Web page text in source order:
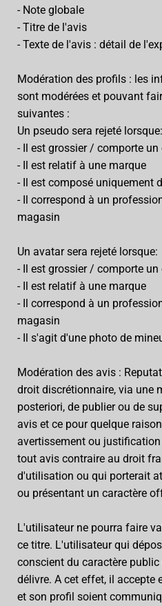
- Note globale
- Titre de l'avis
- Texte de l'avis : détail de
Modération des profils : les
sont modérées et pouvant
suivantes :
Un pseudo sera rejeté lorsque:
- Il est grossier / comporte
- Il est relatif à une marque
- Il est composé uniquement
- Il correspond à un
magasin
Un avatar sera rejeté lorsque:
- Il est grossier / comporte
- Il est relatif à une marque
- Il correspond à un
magasin
- Il s'agit d'une photo de
Modération des avis :
droit discrétionnaire, via une
posteriori, de publier ou de
avis et ce pour quelque
avertissement ou
tout avis contraire au droit
d'utilisation ou qui porterait
ou présentant un caractère
L'utilisateur ne pourra faire
ce titre. L'utilisateur qui
conscient du caractère
délivre. A cet effet, il accepte
et son profil soient